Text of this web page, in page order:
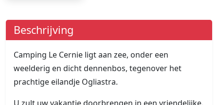
Beschrijving
Camping Le Cernie ligt aan zee, onder een
weelderig en dicht dennenbos, tegenover het
prachtige eilandje Ogliastra.